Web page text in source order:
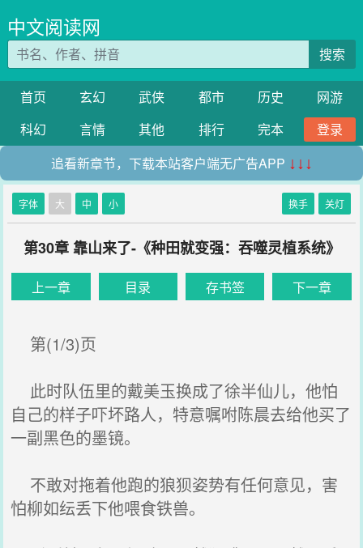
中文阅读网
搜索
首页 玄幻 武侠 都市 历史
网游
科幻
言情 其他 排行 完本
登录
追看新章节，下载本站客户端无广告APP ↓↓↓
字体 大 中 小 换手 关灯
第30章 靠山来了-《种田就变强：吞噬灵植系统》
上一章 目录 存书签 下一章
第(1/3)页
此时队伍里的戴美玉换成了徐半仙儿，他怕
自己的样子吓坏路人，特意嘱咐陈晨去给他买了
一副黑色的墨镜。
不敢对拖着他跑的狼狈姿势有任何意见，害
怕柳如纭丢下他喂食铁兽。